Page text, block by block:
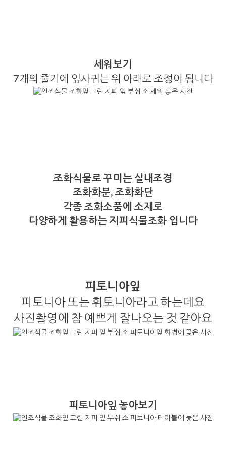
세워보기
7개의 줄기에 잎사귀는 위 아래로 조정이 됩니다
조화식물로 꾸미는 실내조경
조화화분, 조화화단
각종 조화소품에 소재로
다양하게 활용하는 지피식물조화 입니다
피토니아잎
피토니아 또는 휘토니아라고 하는데요
사진촬영에 참 예쁘게 잘나오는 것 같아요
피토니아잎 놓아보기